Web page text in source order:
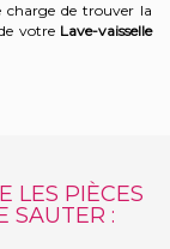
charge de trouver la
votre Lave-vaisselle
LES PIÈCES
SAUTER :